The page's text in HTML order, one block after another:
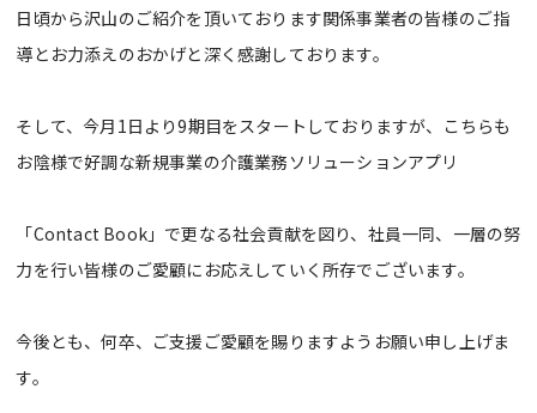
日頃から沢山のご紹介を頂いております関係事業者の皆様のご指
導とお力添えのおかげと深く感謝しております。
そして、今月1日より9期目をスタートしておりますが、こちらも
お陰様で好調な新規事業の介護業務ソリューションアプリ
「Contact Book」で更なる社会貢献を図り、社員一同、一層の努
力を行い皆様のご愛顧にお応えしていく所存でございます。
今後とも、何卒、ご支援ご愛顧を賜りますようお願い申し上げま
す。